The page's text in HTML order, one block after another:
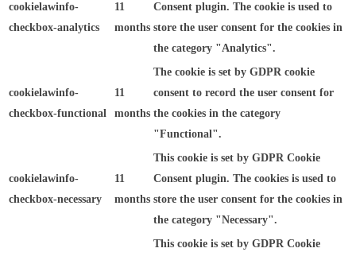
cookielawinfo-
checkbox-analytics
11
months
Consent plugin. The cookie is used to
store the user consent for the cookies in
the category "Analytics".
cookielawinfo-
checkbox-functional
11
months
The cookie is set by GDPR cookie
consent to record the user consent for
the cookies in the category
"Functional".
cookielawinfo-
checkbox-necessary
11
months
This cookie is set by GDPR Cookie
Consent plugin. The cookies is used to
store the user consent for the cookies in
the category "Necessary".
This cookie is set by GDPR Cookie